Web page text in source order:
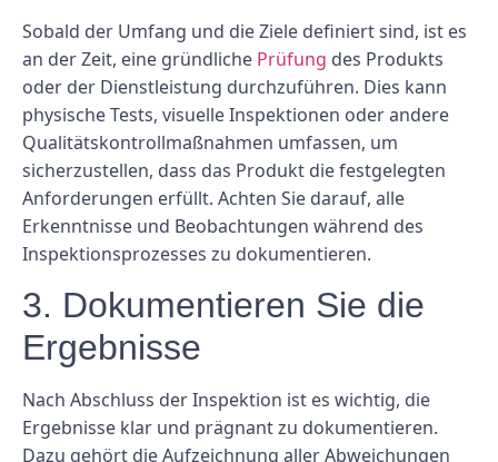
Sobald der Umfang und die Ziele definiert sind, ist es
an der Zeit, eine gründliche Prüfung des Produkts
oder der Dienstleistung durchzuführen. Dies kann
physische Tests, visuelle Inspektionen oder andere
Qualitätskontrollmaßnahmen umfassen, um
sicherzustellen, dass das Produkt die festgelegten
Anforderungen erfüllt. Achten Sie darauf, alle
Erkenntnisse und Beobachtungen während des
Inspektionsprozesses zu dokumentieren.
3. Dokumentieren Sie die
Ergebnisse
Nach Abschluss der Inspektion ist es wichtig, die
Ergebnisse klar und prägnant zu dokumentieren.
Dazu gehört die Aufzeichnung aller Abweichungen